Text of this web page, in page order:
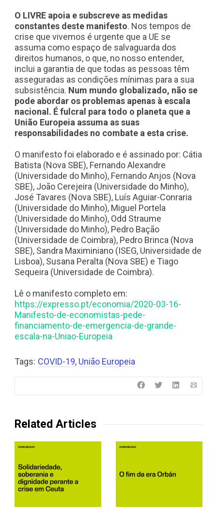
O LIVRE apoia e subscreve as medidas
constantes deste manifesto. Nos tempos de
crise que vivemos é urgente que a UE se
assuma como espaço de salvaguarda dos
direitos humanos, o que, no nosso entender,
inclui a garantia de que todas as pessoas têm
asseguradas as condições mínimas para a sua
subsistência. Num mundo globalizado, não se
pode abordar os problemas apenas à escala
nacional. É fulcral para todo o planeta que a
União Europeia assuma as suas
responsabilidades no combate a esta crise.
O manifesto foi elaborado e é assinado por: Cátia
Batista (Nova SBE), Fernando Alexandre
(Universidade do Minho), Fernando Anjos (Nova
SBE), João Cerejeira (Universidade do Minho),
José Tavares (Nova SBE), Luís Aguiar-Conraria
(Universidade do Minho), Miguel Portela
(Universidade do Minho), Odd Straume
(Universidade do Minho), Pedro Bação
(Universidade de Coimbra), Pedro Brinca (Nova
SBE), Sandra Maximiniano (ISEG, Universidade de
Lisboa), Susana Peralta (Nova SBE) e Tiago
Sequeira (Universidade de Coimbra).
Lê o manifesto completo em:
https://expresso.pt/economia/2020-03-16-
Manifesto-de-economistas-pede-
financiamento-de-emergencia-de-grande-
escala-na-Uniao-Europeia
Tags: COVID-19, União Europeia
Related Articles